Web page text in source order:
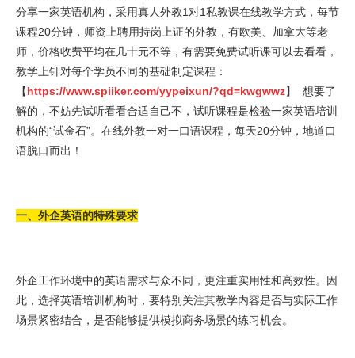
分享一家英语机构，采用真人外教1对1私教课在线教学方式，每节
课程20分钟，师资上聘用持岗上证的外教，有欧美、加拿大等老
师，价格收费平均在几十元不等，有需要免费试听课可以去看看，
教学上针对每个学员不同的基础制定课程：
【https://www.spiiker.com/yypeixun/?qd=kwgwwz】 想要了
解的，不妨先试听看看合适自己不，试听课程是检验一家英语培训
机构的“试金石”。在线外教一对一口语课程，每天20分钟，地道口
语脱口而出！
一、外企英语的特殊要求
外企工作环境中的英语需求与众不同，更注重实用性和高效性。因
此，选择英语培训机构时，要特别关注其教学内容是否与实际工作
场景紧密结合，是否能够提供模拟商务场景的练习机会。